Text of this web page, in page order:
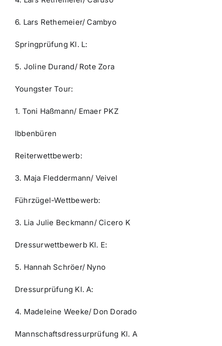
6. Lars Rethemeier/ Cambyo
Springprüfung Kl. L:
5. Joline Durand/ Rote Zora
Youngster Tour:
1. Toni Haßmann/ Emaer PKZ
Ibbenbüren
Reiterwettbewerb:
3. Maja Fleddermann/ Veivel
Führzügel-Wettbewerb:
3. Lia Julie Beckmann/ Cicero K
Dressurwettbewerb Kl. E:
5. Hannah Schröer/ Nyno
Dressurprüfung Kl. A:
4. Madeleine Weeke/ Don Dorado
Mannschaftsdressurprüfung Kl. A